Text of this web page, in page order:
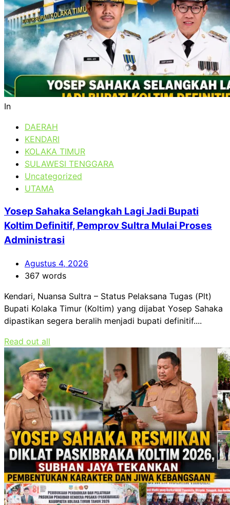
In
DAERAH
KENDARI
KOLAKA TIMUR
SULAWESI TENGGARA
Uncategorized
UTAMA
Yosep Sahaka Selangkah Lagi Jadi Bupati
Koltim Definitif, Pemprov Sultra Mulai Proses
Administrasi
Agustus 4, 2026
367 words
Kendari, Nuansa Sultra – Status Pelaksana Tugas (Plt)
Bupati Kolaka Timur (Koltim) yang dijabat Yosep Sahaka
dipastikan segera beralih menjadi bupati definitif....
Read out all